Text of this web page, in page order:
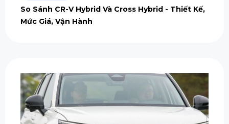
So Sánh CR-V Hybrid Và Cross Hybrid - Thiết Kế,
Mức Giá, Vận Hành